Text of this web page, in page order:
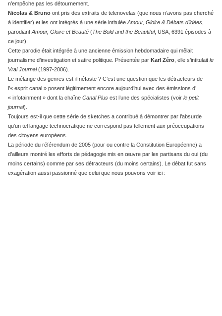
n’empêche pas les détournement.
Nicolas & Bruno ont pris des extraits de telenovelas (que nous n’avons pas cherché
à identifier) et les ont intégrés à une série intitulée Amour, Gloire & Débats d’idées
parodiant Amour, Gloire et Beauté (The Bold and the Beautiful, USA, 6391 épisodes à
ce jour).
Cette parodie était intégrée à une ancienne émission hebdomadaire qui mêlait
journalisme d’investigation et satire politique. Présentée par Karl Zéro , elle s’intitulait le
Vrai Journal(1997-2006).
Le mélange des genres est-il néfaste ? C’est une question que les détracteurs de
l’« esprit canal » posent légitimement encore aujourd’hui avec des émissions d’
« infotainment » dont la chaîne Canal Plus est l’une des spécialistes (voir le petit
journal).
Toujours est-il que cette série de sketches a contribué à démontrer par l’absurde
qu’un tel langage technocratique ne correspond pas tellement aux préoccupations
des citoyens européens.
La période du référendum de 2005 (pour ou contre la Constitution Européenne) a
d’ailleurs montré les efforts de pédagogie mis en œuvre par les partisans du oui (du
moins certains) comme par ses détracteurs (du moins certains). Le débat fut sans
exagération aussi passionné que celui que nous pouvons voir ici :